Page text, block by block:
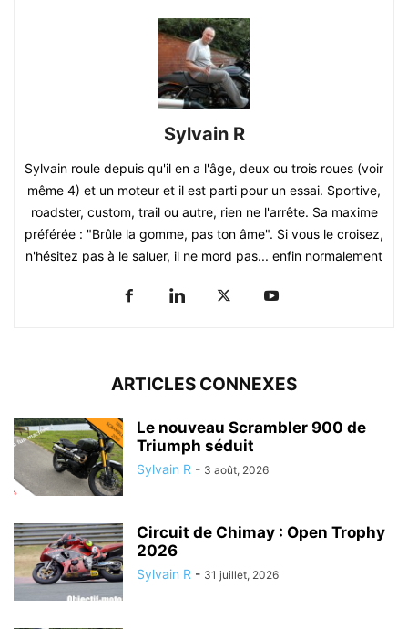
Sylvain R
Sylvain roule depuis qu'il en a l'âge, deux ou trois roues (voir
même 4) et un moteur et il est parti pour un essai. Sportive,
roadster, custom, trail ou autre, rien ne l'arrête. Sa maxime
préférée : "Brûle la gomme, pas ton âme". Si vous le croisez,
n'hésitez pas à le saluer, il ne mord pas... enfin normalement
ARTICLES CONNEXES
Le nouveau Scrambler 900 de
Triumph séduit
Sylvain R - 3 août, 2026
Circuit de Chimay : Open Trophy
2026
Sylvain R - 31 juillet, 2026